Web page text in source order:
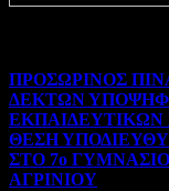
ΠΡΟΣΩΡΙΝΟΣ
ΔΕΚΤΩΝ
ΕΚΠΑΙΔΕΥΤΙΚΩΝ
ΘΕΣΗ
ΣΤΟ 7ο ΓΥΜΝΑΣΙΟ
ΑΓΡΙΝΙΟΥ